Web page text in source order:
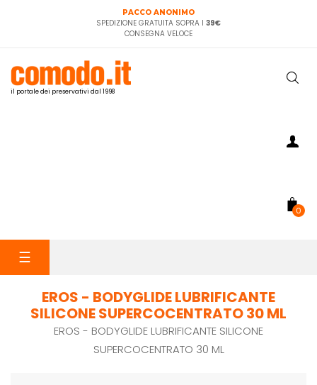
PACCO ANONIMO
SPEDIZIONE GRATUITA SOPRA I 39€
CONSEGNA VELOCE
il portale dei preservativi dal 1998
0
navigazione
☰
EROS - BODYGLIDE LUBRIFICANTE
SILICONE SUPERCOCENTRATO 30 ML
EROS - BODYGLIDE LUBRIFICANTE SILICONE
SUPERCOCENTRATO 30 ML